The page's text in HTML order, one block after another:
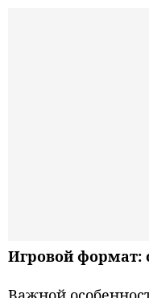
Игровой формат: